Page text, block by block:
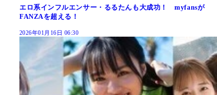
エロ系インフルエンサー・るるたんも大成功！ myfansが
FANZAを超える！
2026年01月16日 06:30